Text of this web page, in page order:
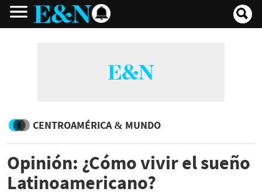
CENTROAMÉRICA & MUNDO
Opinión: ¿Cómo vivir el sueño
Latinoamericano?